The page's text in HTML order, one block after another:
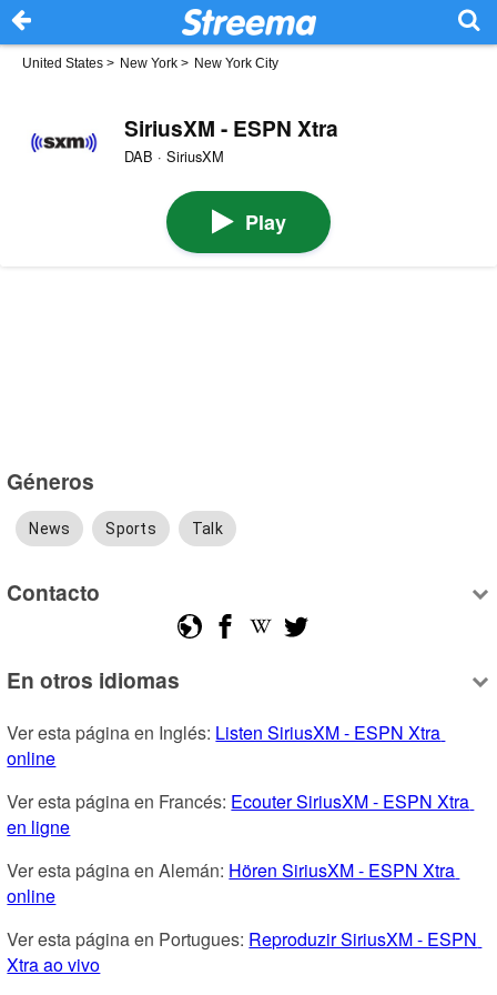
United States > New York > New York City
SiriusXM - ESPN Xtra
DAB · SiriusXM
Play
Géneros
News Sports Talk
Contacto
En otros idiomas
Ver esta página en Inglés: Listen SiriusXM - ESPN Xtra
online
Ver esta página en Francés: Ecouter SiriusXM - ESPN Xtra
en ligne
Ver esta página en Alemán: Hören SiriusXM - ESPN Xtra
online
Ver esta página en Portugues: Reproduzir SiriusXM - ESPN
Xtra ao vivo